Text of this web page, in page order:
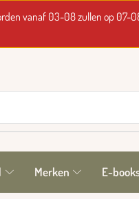
vanaf 03-08 zullen op 07-
Merken E-